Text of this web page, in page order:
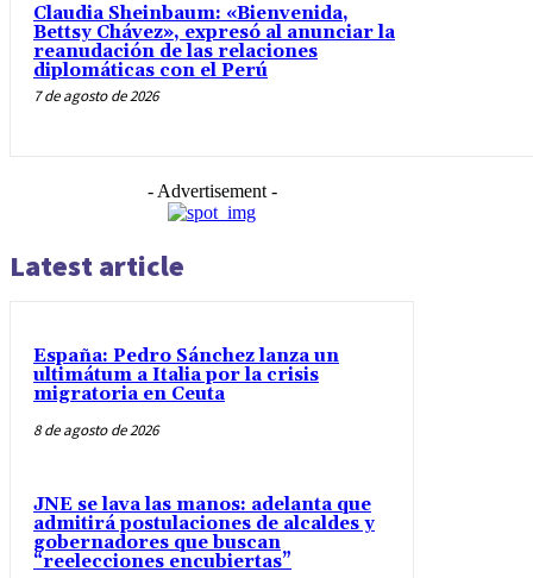
Claudia Sheinbaum: «Bienvenida,
Bettsy Chávez», expresó al anunciar la
reanudación de las relaciones
diplomáticas con el Perú
7 de agosto de 2026
- Advertisement -
Latest article
España: Pedro Sánchez lanza un
ultimátum a Italia por la crisis
migratoria en Ceuta
8 de agosto de 2026
JNE se lava las manos: adelanta que
admitirá postulaciones de alcaldes y
gobernadores que buscan
“reelecciones encubiertas”